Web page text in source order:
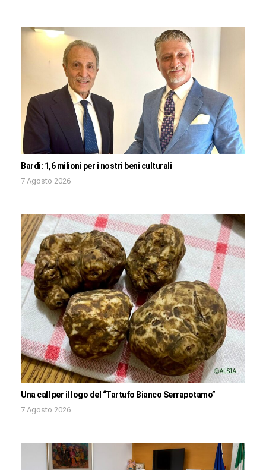
Bardi: 1,6 milioni per i nostri beni culturali
7 Agosto 2026
Una call per il logo del “Tartufo Bianco Serrapotamo”
7 Agosto 2026